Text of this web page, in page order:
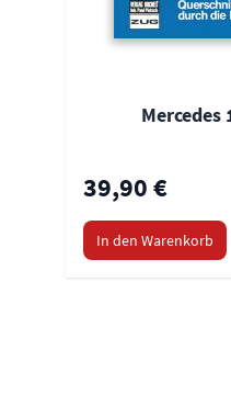
Mercedes
39,90 €
In den Warenkorb